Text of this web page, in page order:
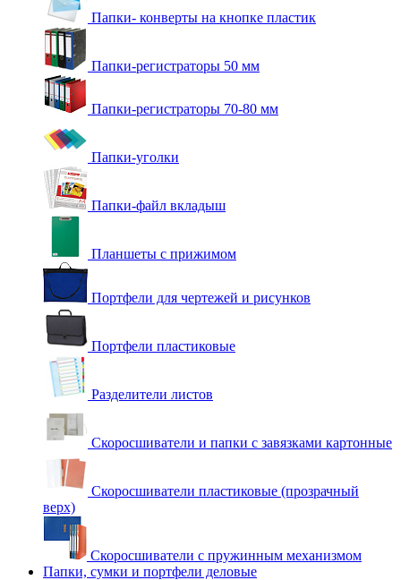
Папки- конверты на кнопке пластик
Папки-регистраторы 50 мм
Папки-регистраторы 70-80 мм
Папки-уголки
Папки-файл вкладыш
Планшеты с прижимом
Портфели для чертежей и рисунков
Портфели пластиковые
Разделители листов
Скоросшиватели и папки с завязками картонные
Скоросшиватели пластиковые (прозрачный
верх)
Скоросшиватели с пружинным механизмом
Папки, сумки и портфели деловые